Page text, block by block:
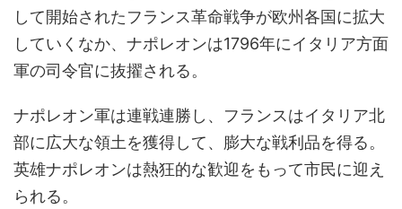
して開始されたフランス革命戦争が欧州各国に拡大
していくなか、ナポレオンは1796年にイタリア方面
軍の司令官に抜擢される。
ナポレオン軍は連戦連勝し、フランスはイタリア北
部に広大な領土を獲得して、膨大な戦利品を得る。
英雄ナポレオンは熱狂的な歓迎をもって市民に迎え
られる。